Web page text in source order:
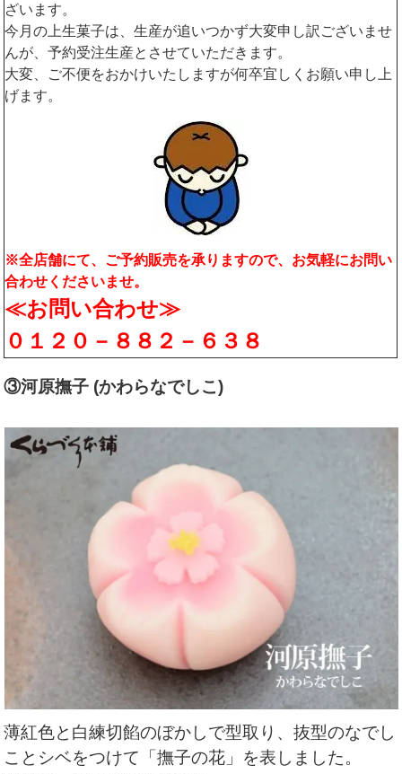
ざいます。
今月の上生菓子は、生産が追いつかず大変申し訳ございませ
んが、予約受注生産とさせていただきます。
大変、ご不便をおかけいたしますが何卒宜しくお願い申し上
げます。
※全店舗にて、ご予約販売を承りますので、お気軽にお問い
合わせくださいませ。
≪お問い合わせ≫
０１２０－８８２－６３８
③河原撫子 (かわらなでしこ)
薄紅色と白練切餡のぼかしで型取り、抜型のなでし
ことシベをつけて「撫子の花」を表しました。